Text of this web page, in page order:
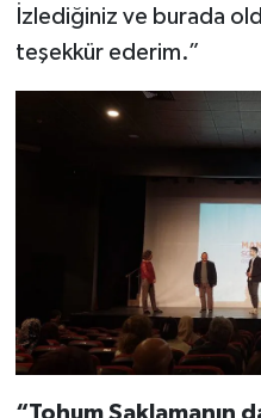
İzlediğiniz ve burada
teşekkür ederim.”